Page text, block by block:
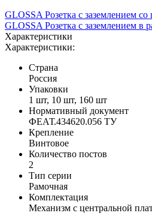
GLOSSA Розетка с заземлением
GLOSSA Розетка с заземлением в
Характеристики
Характеристики:
Страна
Россия
Упаковки
1 шт, 10 шт, 160 шт
Нормативный документ
ФЕАТ.434620.056 ТУ
Крепление
Винтовое
Количество постов
2
Тип серии
Рамочная
Комплектация
Механизм с центральной